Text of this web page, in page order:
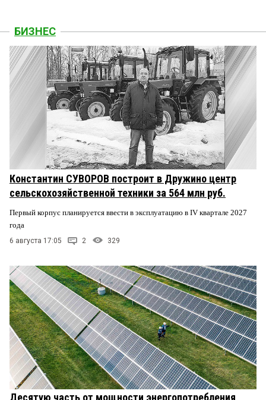
БИЗНЕС
Константин СУВОРОВ построит в Дружино центр
сельскохозяйственной техники за 564 млн руб.
Первый корпус планируется ввести в эксплуатацию в IV квартале 2027
года
6 августа 17:05 2 329
Десятую часть от мощности энергопотребления